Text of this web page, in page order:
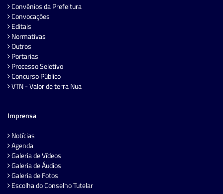
Convênios da Prefeitura
Convocações
Editais
Normativas
Outros
Portarias
Processo Seletivo
Concurso Público
VTN - Valor de terra Nua
Imprensa
Notícias
Agenda
Galeria de Vídeos
Galeria de Áudios
Galeria de Fotos
Escolha do Conselho Tutelar